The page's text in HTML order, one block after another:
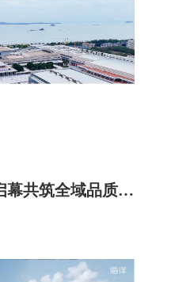
多展联动·盛装启幕共筑全域品质车生活